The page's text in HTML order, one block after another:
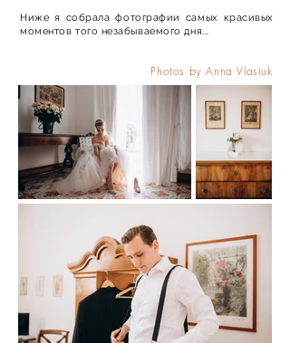
Ниже я собрала фотографии самых красивых
моментов того незабываемого дня...
Photos by Anna Vlasiuk